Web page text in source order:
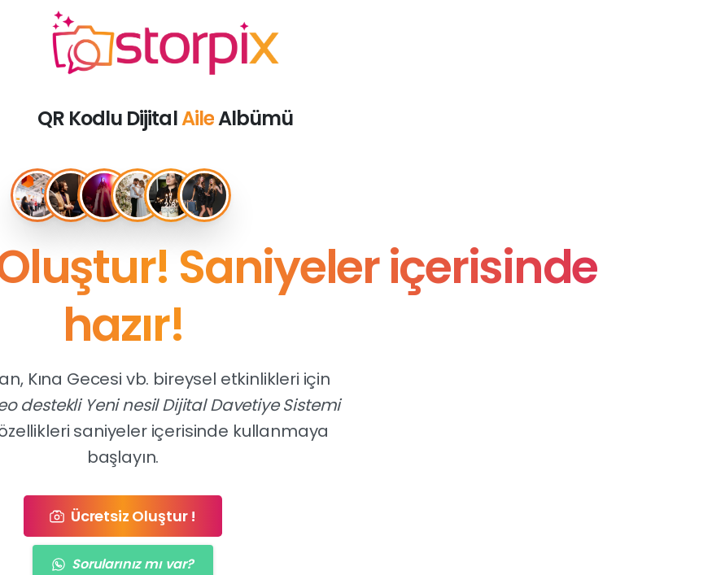
QR Kodlu DijitalAileAlbümü
Saniyeler içerisinde
hazır!
Kına Gecesi vb. bireysel etkinlikleri için
destekli Yeni nesil Dijital Davetiye Sistemi
saniyeler içerisinde kullanmaya
başlayın.
Ücretsiz Oluştur !
Sorularınız mı var?